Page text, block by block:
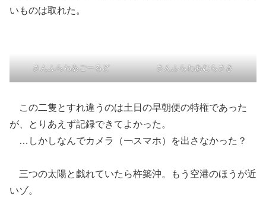
いものは取れた。
さんふらわあごーるど さんふらわあむらさき
この二隻とすれ違うのは土日の早朝便の特権であった
が、とりあえず記録できてよかった。
…しかしなんでカメラ（￢スマホ）を出さなかった？
三つの太陽と戯れていたら杵築沖。もう空港のほうが近
いゾ。